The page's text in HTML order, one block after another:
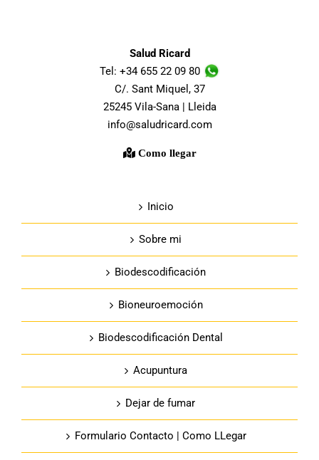
Salud Ricard
Tel: +34 655 22 09 80
C/. Sant Miquel, 37
25245 Vila-Sana | Lleida
info@saludricard.com
Como llegar
Inicio
Sobre mi
Biodescodificación
Bioneuroemoción
Biodescodificación Dental
Acupuntura
Dejar de fumar
Formulario Contacto | Como LLegar